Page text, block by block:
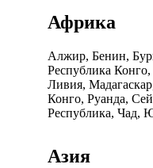
Африка
Алжир, Бенин,
Республика
Ливия,
Конго, Руанда,
Республика,
Азия